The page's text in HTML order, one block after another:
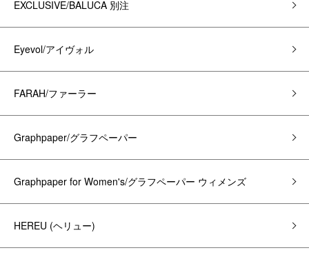
EXCLUSIVE/BALUCA 別注
Eyevol/アイヴォル
FARAH/ファーラー
Graphpaper/グラフペーパー
Graphpaper for Women's/グラフペーパー ウィメンズ
HEREU (ヘリュー)